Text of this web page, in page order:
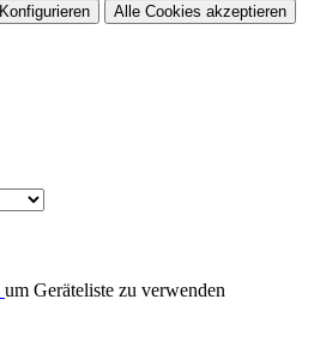
Konfigurieren Alle Cookies akzeptieren
um Geräteliste zu verwenden